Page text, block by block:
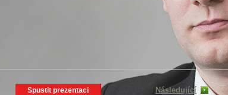
Spustit prezentaci Následující